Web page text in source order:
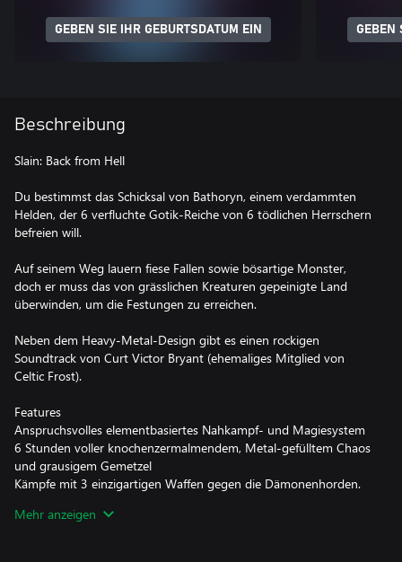
GEBEN SIE IHR GEBURTSDATUM EIN GEBEN
Beschreibung
Slain: Back from Hell
Du bestimmst das Schicksal von Bathoryn, einem verdammten
Helden, der 6 verfluchte Gotik-Reiche von 6 tödlichen Herrschern
befreien will.
Auf seinem Weg lauern fiese Fallen sowie bösartige Monster,
doch er muss das von grässlichen Kreaturen gepeinigte Land
überwinden, um die Festungen zu erreichen.
Neben dem Heavy-Metal-Design gibt es einen rockigen
Soundtrack von Curt Victor Bryant (ehemaliges Mitglied von
Celtic Frost).
Features
Anspruchsvolles elementbasiertes Nahkampf- und Magiesystem
6 Stunden voller knochenzermalmendem, Metal-gefülltem Chaos
und grausigem Gemetzel
Kämpfe mit 3 einzigartigen Waffen gegen die Dämonenhorden.
aufgenommen, einem ehemaligem Mitglied von Celtic Frost. \m/
Mehr anzeigen